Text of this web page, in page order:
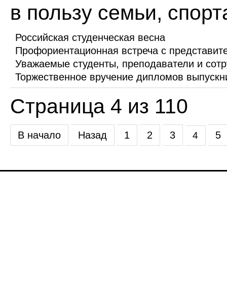
в пользу семьи,
Российская студенческая весна
Профориентационная встреча с
Уважаемые студенты, преподаватели и
Торжественное вручение дипломов
Страница 4 из 110
В начало Назад 1 2 3 4 5